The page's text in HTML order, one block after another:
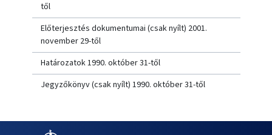
től
Előterjesztés dokumentumai (csak nyílt) 2001.
november 29-től
Határozatok 1990. október 31-től
Jegyzőkönyv (csak nyílt) 1990. október 31-től